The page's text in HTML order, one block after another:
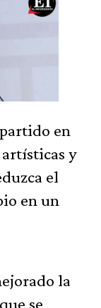
en
artísticas y
el
en un
la
se